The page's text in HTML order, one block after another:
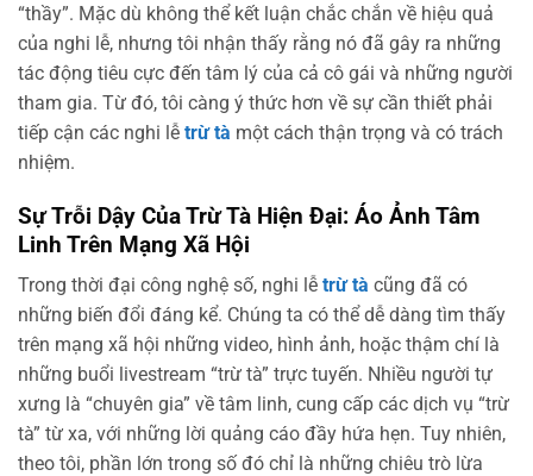
“thầy”. Mặc dù không thể kết luận chắc chắn về hiệu quả
của nghi lễ, nhưng tôi nhận thấy rằng nó đã gây ra những
tác động tiêu cực đến tâm lý của cả cô gái và những người
tham gia. Từ đó, tôi càng ý thức hơn về sự cần thiết phải
tiếp cận các nghi lễ trừ tà một cách thận trọng và có trách
nhiệm.
Sự Trỗi Dậy Của Trừ Tà Hiện Đại: Áo Ảnh Tâm
Linh Trên Mạng Xã Hội
Trong thời đại công nghệ số, nghi lễ trừ tà cũng đã có
những biến đổi đáng kể. Chúng ta có thể dễ dàng tìm thấy
trên mạng xã hội những video, hình ảnh, hoặc thậm chí là
những buổi livestream “trừ tà” trực tuyến. Nhiều người tự
xưng là “chuyên gia” về tâm linh, cung cấp các dịch vụ “trừ
tà” từ xa, với những lời quảng cáo đầy hứa hẹn. Tuy nhiên,
theo tôi, phần lớn trong số đó chỉ là những chiêu trò lừa